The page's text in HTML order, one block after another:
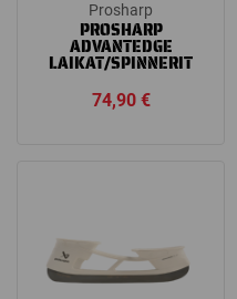
Prosharp
PROSHARP
ADVANTEDGE
LAIKAT/SPINNERIT
74,90 €